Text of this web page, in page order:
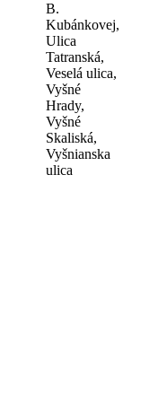
B.
Kubánkovej,
Ulica
Tatranská,
Veselá ulica,
Vyšné
Hrady,
Vyšné
Skaliská,
Vyšnianska
ulica